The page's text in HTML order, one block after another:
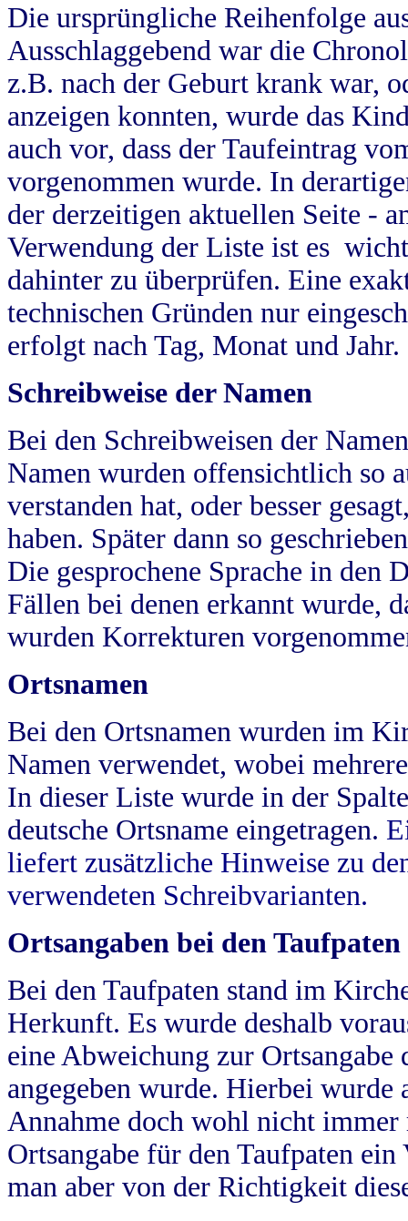
Die ursprüngliche Reihenfolge
Ausschlaggebend war die
z.B. nach der Geburt krank war,
anzeigen konnten, wurde das
auch vor, dass der Taufeintrag
vorgenommen wurde. In
der derzeitigen aktuellen Seite -
Verwendung der Liste ist es
dahinter zu überprüfen. Eine
technischen Gründen nur
erfolgt nach Tag, Monat und Jahr.
Schreibweise der Namen
Bei den Schreibweisen der
Namen wurden offensichtlich so
verstanden hat, oder besser
haben. Später dann so
Die gesprochene Sprache in
Fällen bei denen erkannt wurde,
wurden Korrekturen
Ortsnamen
Bei den Ortsnamen wurden im
Namen verwendet, wobei
In dieser Liste wurde in der
deutsche Ortsname eingetragen.
liefert zusätzliche Hinweise zu
verwendeten Schreibvarianten.
Ortsangaben bei den Taufpaten
Bei den Taufpaten stand im
Herkunft. Es wurde deshalb
eine Abweichung zur
angegeben wurde. Hierbei wurde
Annahme doch wohl nicht
Ortsangabe für den Taufpaten
man aber von der Richtigkeit